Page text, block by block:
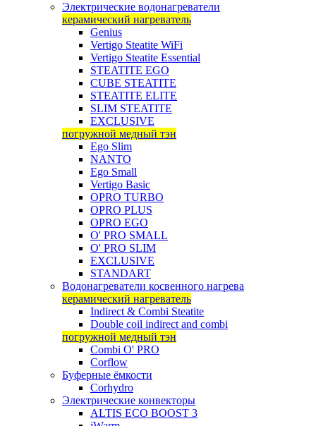
Электрические водонагреватели
керамический нагреватель
Genius
Vertigo Steatite WiFi
Vertigo Steatite Essential
STEATITE EGO
CUBE STEATITE
STEATITE ELITE
SLIM STEATITE
EXCLUSIVE
погружной медный тэн
Ego Slim
NANTO
Ego Small
Vertigo Basic
OPRO TURBO
OPRO PLUS
OPRO EGO
O' PRO SMALL
O' PRO SLIM
EXCLUSIVE
STANDART
Водонагреватели косвенного нагрева
керамический нагреватель
Indirect & Combi Steatite
Double coil indirect and combi
погружной медный тэн
Combi O' PRO
Corflow
Буферные ёмкости
Corhydro
Электрические конвекторы
ALTIS ECO BOOST 3